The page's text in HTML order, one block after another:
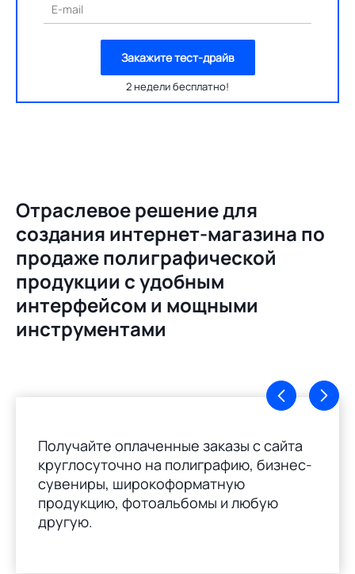
E-mail
Закажите тест-драйв
2 недели бесплатно!
Отраслевое решение для
создания интернет-магазина по
продаже полиграфической
продукции с удобным
интерфейсом и мощными
инструментами
Получайте оплаченные заказы с сайта
круглосуточно на полиграфию, бизнес-
сувениры, широкоформатную
продукцию, фотоальбомы и любую
другую.